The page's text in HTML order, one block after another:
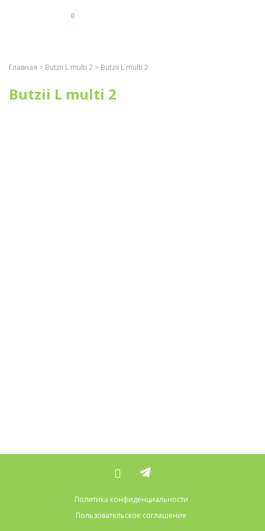
0
Главная > Butzii L multi 2 > Butzii L multi 2
Butzii L multi 2
Политика конфиденциальности
Пользовательское соглашение